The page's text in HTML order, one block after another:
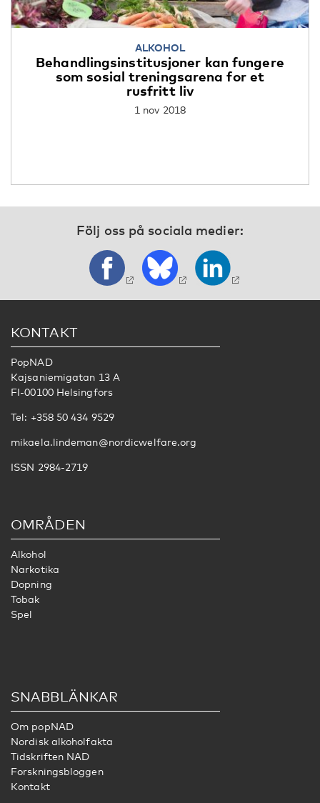
ALKOHOL
Behandlingsinstitusjoner kan fungere
som sosial treningsarena for et
rusfritt liv
1 nov 2018
Följ oss på sociala medier:
KONTAKT
PopNAD
Kajsaniemigatan 13 A
FI-00100 Helsingfors
Tel: +358 50 434 9529
mikaela.lindeman@nordicwelfare.org
ISSN 2984-2719
OMRÅDEN
Alkohol
Narkotika
Dopning
Tobak
Spel
SNABBLÄNKAR
Om popNAD
Nordisk alkoholfakta
Tidskriften NAD
Forskningsbloggen
Kontakt